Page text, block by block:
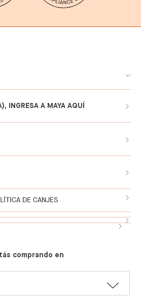
INGRESA A MAYA AQUÍ
DE CANJES
comprando en